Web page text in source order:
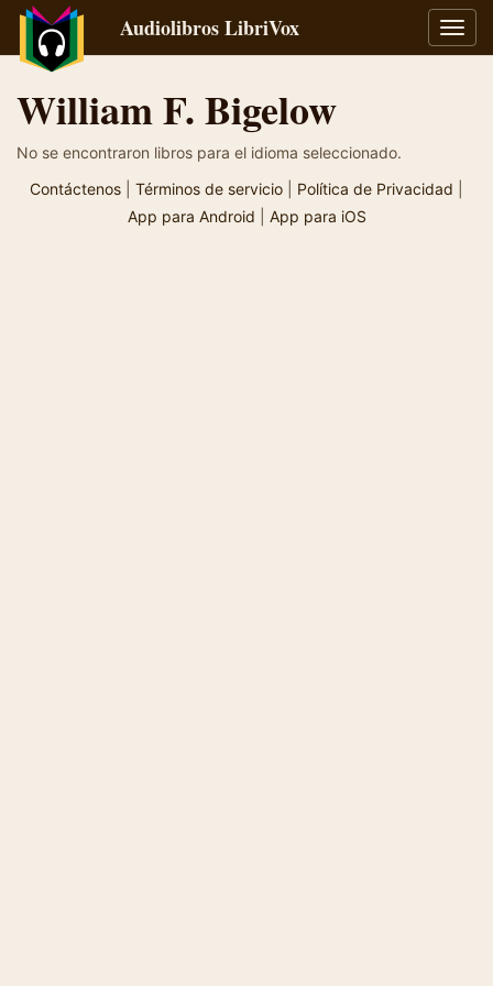
Audiolibros LibriVox
William F. Bigelow
No se encontraron libros para el idioma seleccionado.
Contáctenos
Términos de servicio Política de Privacidad
App para Android
App para iOS